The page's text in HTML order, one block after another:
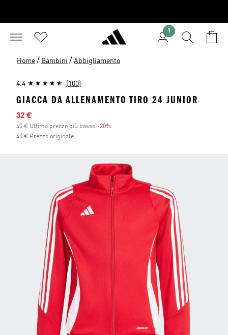
1
Home / Bambini / Abbigliamento
4.4 (100)
GIACCA DA ALLENAMENTO TIRO 24 JUNIOR
Prezzo scontato
32 €
40 € Ultimo prezzo più basso -20%
40 € Prezzo originale